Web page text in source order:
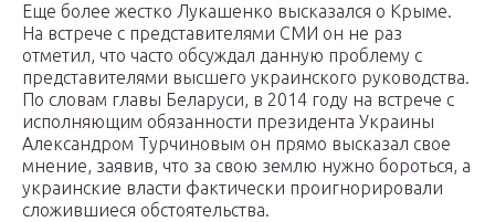
Еще более жестко Лукашенко высказался о Крыме.
На встрече с представителями СМИ он не раз
отметил, что часто обсуждал данную проблему с
представителями высшего украинского руководства.
По словам главы Беларуси, в 2014 году на встрече с
исполняющим обязанности президента Украины
Александром Турчиновым он прямо высказал свое
мнение, заявив, что за свою землю нужно бороться, а
украинские власти фактически проигнорировали
сложившиеся обстоятельства.